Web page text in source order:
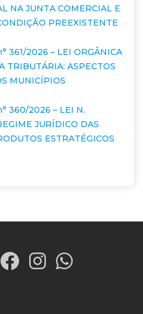
NA JUNTA COMERCIAL E
PREEXISTENTE
361/2026 – LEI ORGÂNICA
TRIBUTÁRIA: ASPECTOS
MUNICÍPIOS
360/2026 – LEI N.
JURÍDICO DAS
ESTRATÉGICOS